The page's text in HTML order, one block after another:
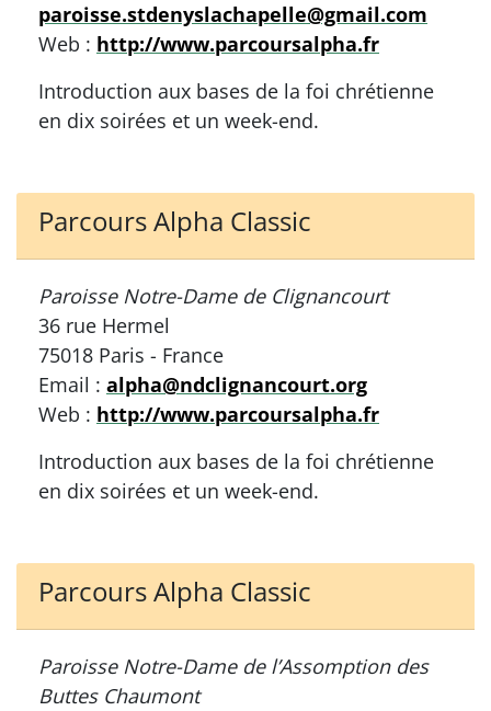
paroisse.stdenyslachapelle@gmail.com
Web : http://www.parcoursalpha.fr
Introduction aux bases de la foi chrétienne
en dix soirées et un week-end.
Parcours Alpha Classic
Paroisse Notre-Dame de Clignancourt
36 rue Hermel
75018 Paris - France
Email : alpha@ndclignancourt.org
Web : http://www.parcoursalpha.fr
Introduction aux bases de la foi chrétienne
en dix soirées et un week-end.
Parcours Alpha Classic
Paroisse Notre-Dame de l’Assomption des
Buttes Chaumont